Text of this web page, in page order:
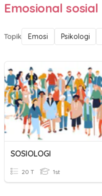
Emosional sosial
Topik Emosi Psikologi
SOSIOLOGI
20 T 1st